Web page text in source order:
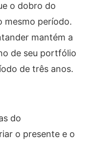
o dobro do
mesmo período.
mantém a
de seu portfólio
de três anos.
do
o presente e o